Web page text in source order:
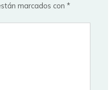
marcados con*